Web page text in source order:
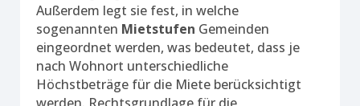
Außerdem legt sie fest, in welche
sogenannten Mietstufen Gemeinden
eingeordnet werden, was bedeutet, dass je
nach Wohnort unterschiedliche
Höchstbeträge für die Miete berücksichtigt